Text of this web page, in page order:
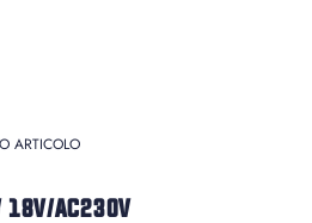
ARTICOLO
AC230V